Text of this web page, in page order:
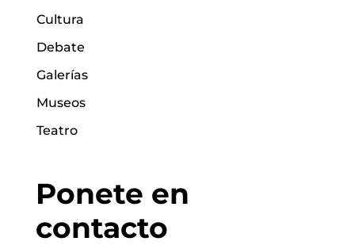
Cultura
Debate
Galerías
Museos
Teatro
Ponete en
contacto